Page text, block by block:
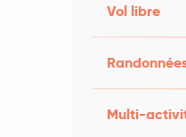
Vol libre
Multi-
du coeur
du Restaurant